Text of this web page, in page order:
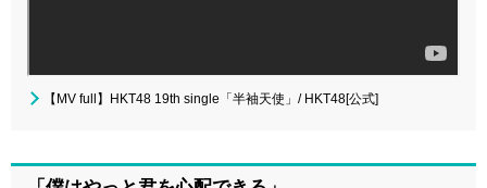
【MV full】HKT48 19th single「半袖天使」/ HKT48[公式]